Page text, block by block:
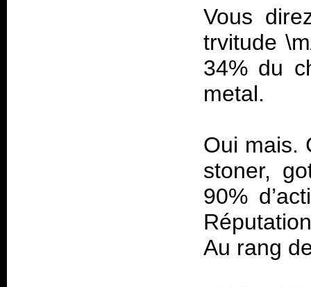
Vous
trvitude
34% du
metal.
Oui mais.
stoner,
90%
Au rang